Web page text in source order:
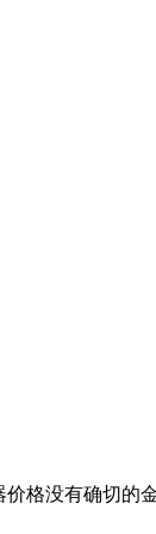
格没有确切的